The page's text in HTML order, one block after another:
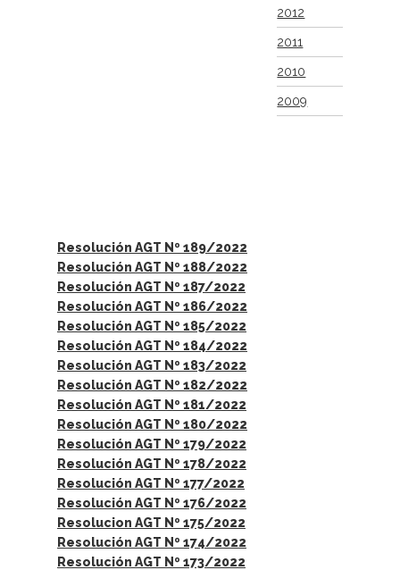
2012
2011
2010
2009
Resolución AGT Nº 189/2022
Resolución AGT Nº 188/2022
Resolución AGT Nº 187/2022
Resolución AGT Nº 186/2022
Resolución AGT Nº 185/2022
Resolución AGT Nº 184/2022
Resolución AGT Nº 183/2022
Resolución AGT Nº 182/2022
Resolución AGT Nº 181/2022
Resolución AGT Nº 180/2022
Resolución AGT Nº 179/2022
Resolución AGT Nº 178/2022
Resolución AGT Nº 177/2022
Resolución AGT Nº 176/2022
Resolucion AGT Nº 175/2022
Resolución AGT Nº 174/2022
Resolución AGT Nº 173/2022